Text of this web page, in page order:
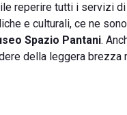
reperire tutti i servizi
e culturali, ce ne
Spazio Pantani.
della leggera brezza